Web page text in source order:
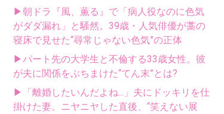
▶朝ドラ『風、薫る』で「病人役なのに色気
がダダ漏れ」と騒然。39歳・人気俳優が藁の
寝床で見せた“尋常じゃない色気”の正体
▶パート先の大学生と不倫する33歳女性。彼
が夫に関係をぶちまけた“てん末”とは?
▶「離婚したいんだよね...」夫にドッキリを仕
掛けた妻。ニヤニヤした直後、“笑えない展